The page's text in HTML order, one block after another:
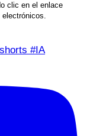
clic en el enlace
electrónicos.
#IA